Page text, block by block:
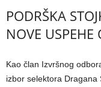
PODRŠKA
NOVE USPEHE
Kao član Izvršnog
izbor selektora Dragana